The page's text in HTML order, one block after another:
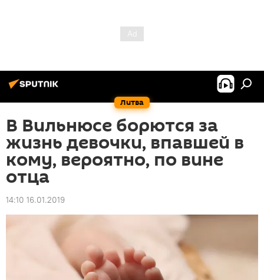
Литва
В Вильнюсе борются за
жизнь девочки, впавшей в
кому, вероятно, по вине
отца
14:10 16.01.2019